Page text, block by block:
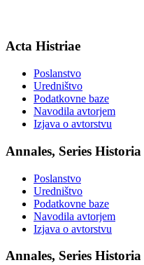
Acta Histriae
Poslanstvo
Uredništvo
Podatkovne baze
Navodila avtorjem
Izjava o avtorstvu
Annales, Series
Poslanstvo
Uredništvo
Podatkovne baze
Navodila avtorjem
Izjava o avtorstvu
Annales, Series